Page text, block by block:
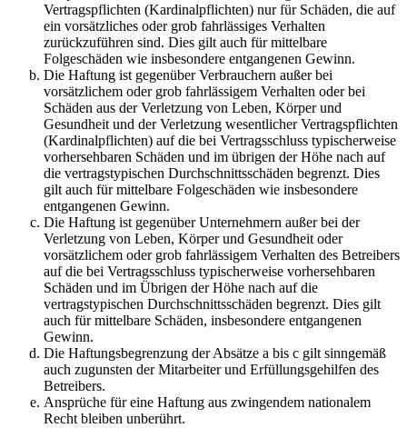
Vertragspflichten (Kardinalpflichten) nur für Schäden, die auf
ein vorsätzliches oder grob fahrlässiges Verhalten
zurückzuführen sind. Dies gilt auch für mittelbare
Folgeschäden wie insbesondere entgangenen Gewinn.
Die Haftung ist gegenüber Verbrauchern außer bei
vorsätzlichem oder grob fahrlässigem Verhalten oder bei
Schäden aus der Verletzung von Leben, Körper und
Gesundheit und der Verletzung wesentlicher Vertragspflichten
(Kardinalpflichten) auf die bei Vertragsschluss typischerweise
vorhersehbaren Schäden und im übrigen der Höhe nach auf
die vertragstypischen Durchschnittsschäden begrenzt. Dies
gilt auch für mittelbare Folgeschäden wie insbesondere
entgangenen Gewinn.
Die Haftung ist gegenüber Unternehmern außer bei der
Verletzung von Leben, Körper und Gesundheit oder
vorsätzlichem oder grob fahrlässigem Verhalten des Betreibers
auf die bei Vertragsschluss typischerweise vorhersehbaren
Schäden und im Übrigen der Höhe nach auf die
vertragstypischen Durchschnittsschäden begrenzt. Dies gilt
auch für mittelbare Schäden, insbesondere entgangenen
Gewinn.
Die Haftungsbegrenzung der Absätze a bis c gilt sinngemäß
auch zugunsten der Mitarbeiter und Erfüllungsgehilfen des
Betreibers.
Ansprüche für eine Haftung aus zwingendem nationalem
Recht bleiben unberührt.